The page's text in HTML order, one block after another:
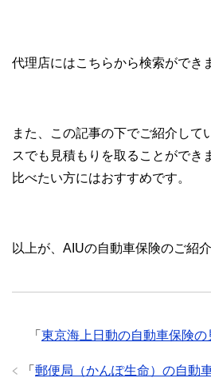
代理店にはこちらから検索ができ
また、この記事の下でご紹介して
スでも見積もりを取ることができ
比べたい方にはおすすめです。
以上が、AIUの自動車保険のご紹介
「 東京海上日動の自動車保険
「 郵便局（かんぽ生命）の自動